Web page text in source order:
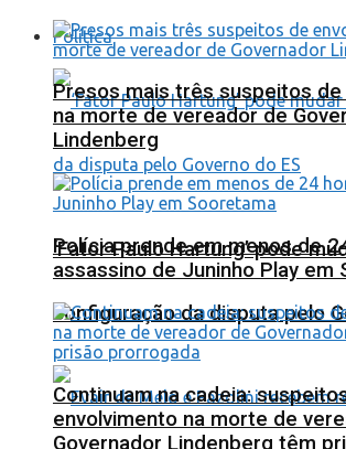
Política
‘Fator Paulo Hartung’ pode
configuração da disputa pelo
Presos mais três suspeitos
na morte de vereador de
Lindenberg
Polícia prende em menos de
assassino de Juninho Play em
Continuam na cadeia:
envolvimento na morte de
Governador Lindenberg têm